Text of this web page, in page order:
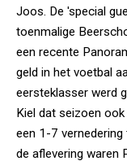
Joos. De 'special
toenmalige
een recente
geld in het voetbal
eersteklasser werd
Kiel dat seizoen
een 1-7 vernedering
de aflevering waren